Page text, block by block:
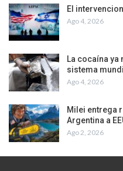
El
Ago 4, 2026
La cocaína ya
sistema
Ago 4, 2026
Milei entrega
Argentina a
Ago 2, 2026